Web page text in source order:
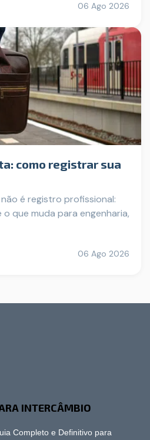
06 Ago 2026
como registrar sua
é registro profissional:
que muda para engenharia,
06 Ago 2026
INTERCÂMBIO
Completo e Definitivo para